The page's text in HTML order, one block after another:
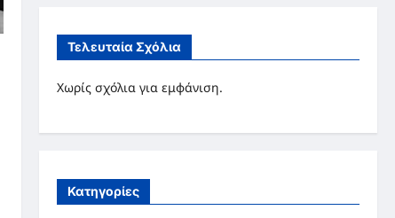
Τελευταία Σχόλια
Χωρίς σχόλια για εμφάνιση.
Κατηγορίες